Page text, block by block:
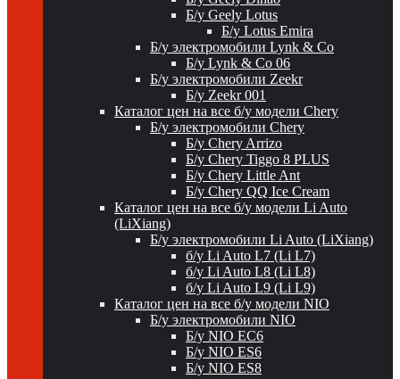
Б/у Geely Lotus
Б/у Lotus Emira
Б/у электромобили Lynk & Co
Б/у Lynk & Co 06
Б/у электромобили Zeekr
Б/у Zeekr 001
Каталог цен на все б/у модели Chery
Б/у электромобили Chery
Б/у Chery Arrizo
Б/у Chery Tiggo 8 PLUS
Б/у Chery Little Ant
Б/у Chery QQ Ice Cream
Каталог цен на все б/у модели Li Auto
(LiXiang)
Б/у электромобили Li Auto (LiXiang)
б/у Li Auto L7 (Li L7)
б/у Li Auto L8 (Li L8)
б/у Li Auto L9 (Li L9)
Каталог цен на все б/у модели NIO
Б/у электромобили NIO
Б/у NIO EC6
Б/у NIO ES6
Б/у NIO ES8